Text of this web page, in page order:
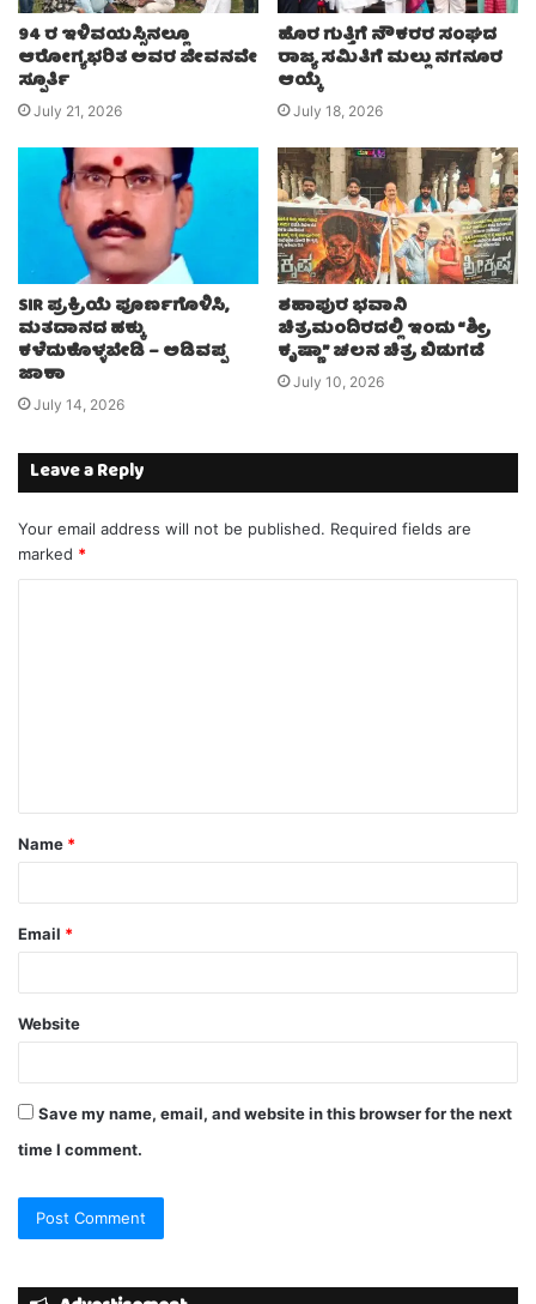
94 ರ ಇಳಿವಯಸ್ಸಿನಲ್ಲೂ
ಆರೋಗ್ಯಭರಿತ ಅವರ ಜೀವನವೇ
ಸ್ಪೂರ್ತಿ
July 21, 2026
ಹೊರ ಗುತ್ತಿಗೆ ನೌಕರರ ಸಂಘದ
ರಾಜ್ಯ ಸಮಿತಿಗೆ ಮಲ್ಲು ನಗನೂರ
ಆಯ್ಕೆ
July 18, 2026
SIR ಪ್ರಕ್ರಿಯೆ ಪೂರ್ಣಗೊಳಿಸಿ,
ಮತದಾನದ ಹಕ್ಕು
ಕಳೆದುಕೊಳ್ಳಬೇಡಿ – ಅಡಿವಪ್ಪ
ಜಾಕಾ
July 14, 2026
ಶಹಾಪುರ ಭವಾನಿ
ಚಿತ್ರಮಂದಿರದಲ್ಲಿ ಇಂದು “ಶ್ರೀ
ಕೃಷ್ಣಾ” ಚಲನ ಚಿತ್ರ ಬಿಡುಗಡೆ
July 10, 2026
Leave a Reply
Your email address will not be published. Required fields are
marked *
t
*
Name *
Email *
Website
Save my name, email, and website in this browser for the next
time I comment.